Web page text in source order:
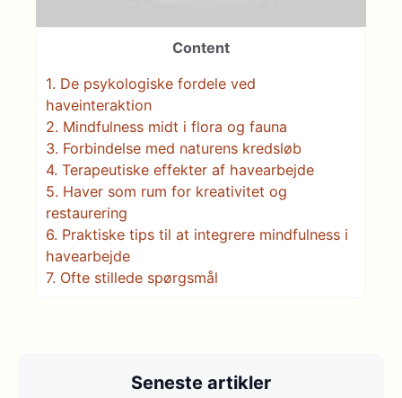
Content
1. De psykologiske fordele ved
haveinteraktion
2. Mindfulness midt i flora og fauna
3. Forbindelse med naturens kredsløb
4. Terapeutiske effekter af havearbejde
5. Haver som rum for kreativitet og
restaurering
6. Praktiske tips til at integrere mindfulness i
havearbejde
7. Ofte stillede spørgsmål
Seneste artikler